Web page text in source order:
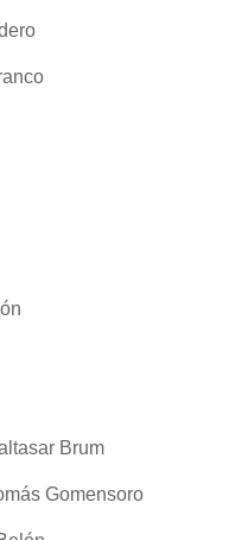
Brum
Gomensoro